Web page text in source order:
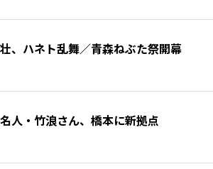
、ハネト乱舞／青森ねぶた祭開幕
人・竹浪さん、橋本に新拠点